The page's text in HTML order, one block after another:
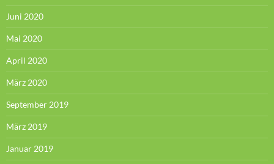
Juni 2020
Mai 2020
April 2020
März 2020
September 2019
März 2019
Januar 2019